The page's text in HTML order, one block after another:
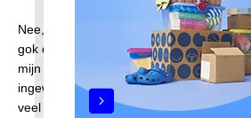
Nee, dat meer ingewikkelde spel heette
gok dat ‘dieffie’ de spelling was, want
mijn weten nooit genoteerd. Behalve nu
ingewikkeld proces waarin het liedje ‘ie-
veel commentaar en een enkele